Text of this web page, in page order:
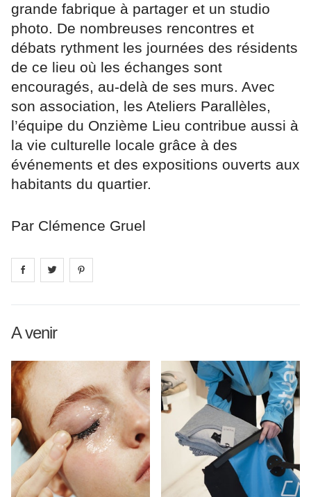
grande fabrique à partager et un studio
photo. De nombreuses rencontres et
débats rythment les journées des résidents
de ce lieu où les échanges sont
encouragés, au-delà de ses murs. Avec
son association, les Ateliers Parallèles,
l’équipe du Onzième Lieu contribue aussi à
la vie culturelle locale grâce à des
événements et des expositions ouverts aux
habitants du quartier.
Par Clémence Gruel
Share on facebook
Share on
A venir